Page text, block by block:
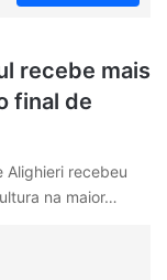
recebe mais
final de
Alighieri recebeu
na maior…